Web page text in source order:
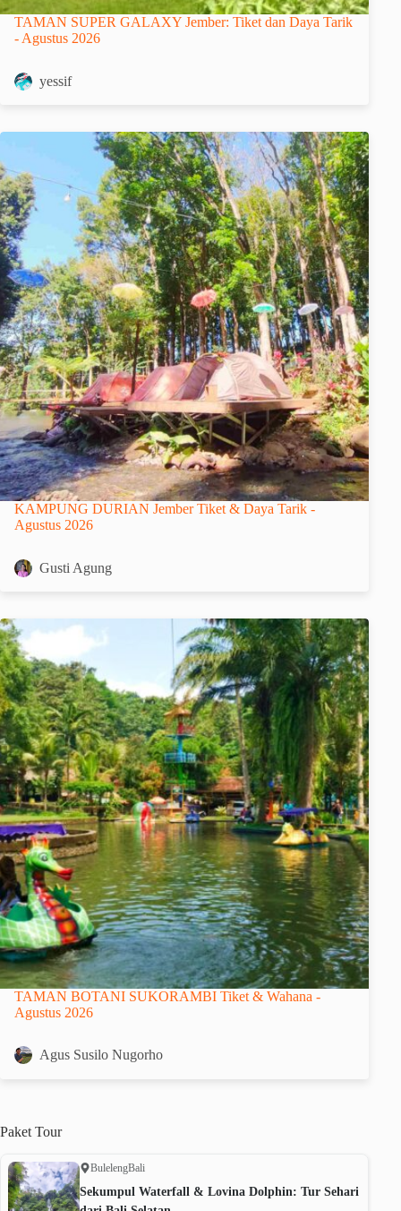
TAMAN SUPER GALAXY Jember: Tiket dan Daya Tarik
- Agustus 2026
yessif
KAMPUNG DURIAN Jember Tiket & Daya Tarik -
Agustus 2026
Gusti Agung
TAMAN BOTANI SUKORAMBI Tiket & Wahana -
Agustus 2026
Agus Susilo Nugorho
Paket Tour
BulelengBali
Sekumpul Waterfall & Lovina Dolphin: Tur Sehari